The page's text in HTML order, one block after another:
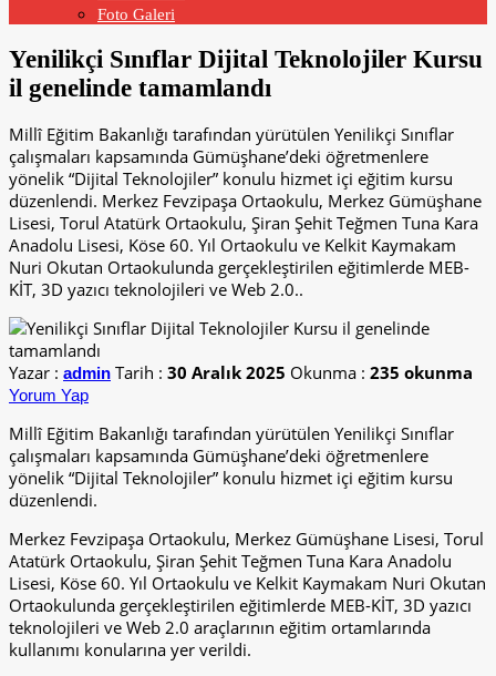
Foto Galeri
Yenilikçi Sınıflar Dijital Teknolojiler Kursu
il genelinde tamamlandı
Millî Eğitim Bakanlığı tarafından yürütülen Yenilikçi Sınıflar
çalışmaları kapsamında Gümüşhane’deki öğretmenlere
yönelik “Dijital Teknolojiler” konulu hizmet içi eğitim kursu
düzenlendi. Merkez Fevzipaşa Ortaokulu, Merkez Gümüşhane
Lisesi, Torul Atatürk Ortaokulu, Şiran Şehit Teğmen Tuna Kara
Anadolu Lisesi, Köse 60. Yıl Ortaokulu ve Kelkit Kaymakam
Nuri Okutan Ortaokulunda gerçekleştirilen eğitimlerde MEB-
KİT, 3D yazıcı teknolojileri ve Web 2.0..
Yazar : admin Tarih : 30 Aralık 2025 Okunma : 235 okunma
Yorum Yap
Millî Eğitim Bakanlığı tarafından yürütülen Yenilikçi Sınıflar
çalışmaları kapsamında Gümüşhane’deki öğretmenlere
yönelik “Dijital Teknolojiler” konulu hizmet içi eğitim kursu
düzenlendi.
Merkez Fevzipaşa Ortaokulu, Merkez Gümüşhane Lisesi, Torul
Atatürk Ortaokulu, Şiran Şehit Teğmen Tuna Kara Anadolu
Lisesi, Köse 60. Yıl Ortaokulu ve Kelkit Kaymakam Nuri Okutan
Ortaokulunda gerçekleştirilen eğitimlerde MEB-KİT, 3D yazıcı
teknolojileri ve Web 2.0 araçlarının eğitim ortamlarında
kullanımı konularına yer verildi.